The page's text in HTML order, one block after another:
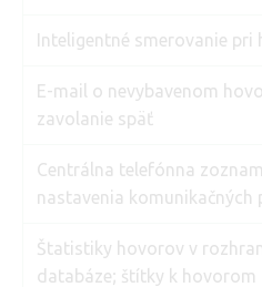
Inteligentné smerovanie pri
E-mail o nevybavenom
zavolanie späť
Centrálna telefónna
nastavenia komunikačných
Štatistiky hovorov v
databáze; štítky k hovorom